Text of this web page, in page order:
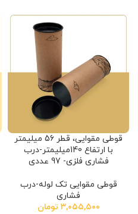
قوطی مقوایی، قطر 56 میلیمتر
با ارتفاع 140میلیمتر-درب
فشاری فلزی- 97 عددی
قوطی مقوایی تک لوله-درب
فشاری
۳,۰۵۵,۵۰۰ تومان